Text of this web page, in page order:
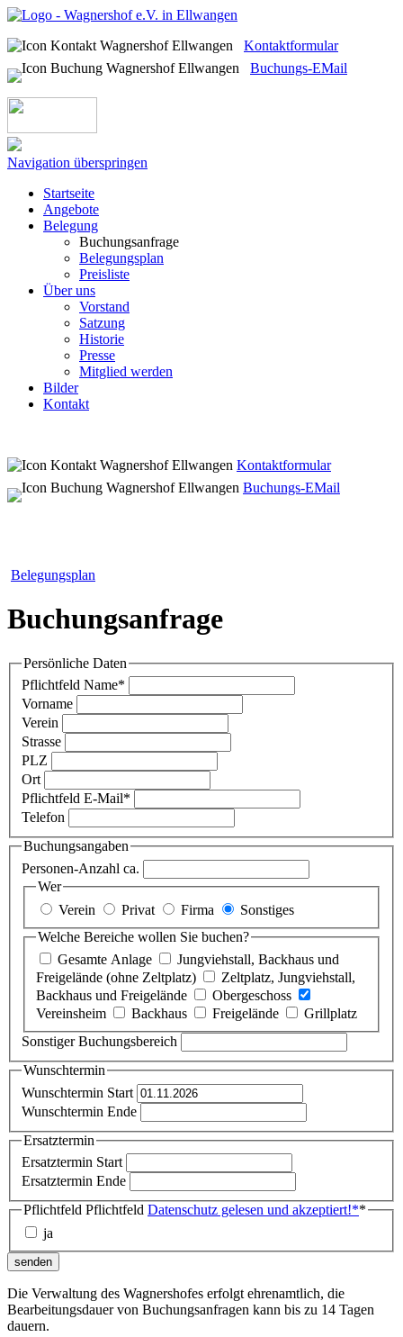
Kontaktformular
Buchungs-EMail
Navigation überspringen
Startseite
Angebote
Belegung
Buchungsanfrage
Belegungsplan
Preisliste
Über uns
Vorstand
Satzung
Historie
Presse
Mitglied werden
Bilder
Kontakt
Kontaktformular
Buchungs-EMail
Belegungsplan
Buchungsanfrage
Persönliche Daten
Pflichtfeld Name*
Vorname
Verein
Strasse
PLZ
Ort
Pflichtfeld E-Mail*
Telefon
Buchungsangaben
Personen-Anzahl ca.
Wer
Verein
Privat Firma
Sonstiges
Welche Bereiche wollen Sie buchen?
Gesamte Anlage
Jungviehstall, Backhaus und
Freigelände (ohne Zeltplatz)
Zeltplatz, Jungviehstall,
Backhaus und Freigelände
Obergeschoss
Vereinsheim
Backhaus Freigelände
Grillplatz
Sonstiger Buchungsbereich
Wunschtermin
Wunschtermin Start
Wunschtermin Ende
Ersatztermin
Ersatztermin Start
Ersatztermin Ende
Pflichtfeld Pflichtfeld Datenschutz gelesen und akzeptiert!**
ja
senden
Die Verwaltung des Wagnershofes erfolgt ehrenamtlich, die
Bearbeitungsdauer von Buchungsanfragen kann bis zu 14 Tagen
dauern.